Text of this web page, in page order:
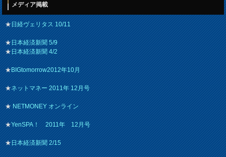
メディア掲載
★日経ヴェリタス 10/11
★日本経済新聞 5/9
★日本経済新聞 4/2
★BIGtomorrow2012年10月
★ネットマネー 2011年 12月号
★NETMONEY オンライン
★YenSPA！ 2011年 12月号
★日本経済新聞 2/15